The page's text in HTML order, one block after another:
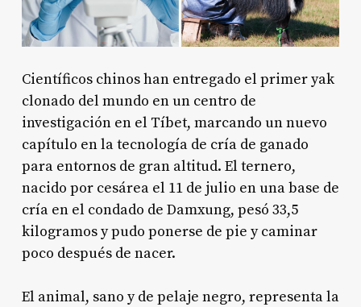
Científicos chinos han entregado el primer yak
clonado del mundo en un centro de
investigación en el Tíbet, marcando un nuevo
capítulo en la tecnología de cría de ganado
para entornos de gran altitud. El ternero,
nacido por cesárea el 11 de julio en una base de
cría en el condado de Damxung, pesó 33,5
kilogramos y pudo ponerse de pie y caminar
poco después de nacer.
El animal, sano y de pelaje negro, representa la